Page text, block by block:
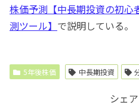
株価予測【中長期投資の初心
測ツール】 で説明している。
5年後株価 中長期投資
シェ